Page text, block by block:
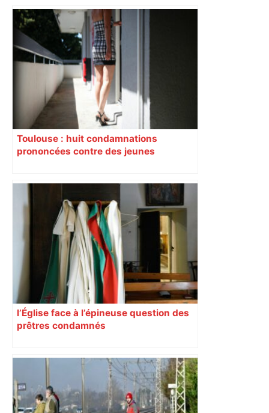
Toulouse : huit condamnations
prononcées contre des jeunes
l’Église face à l’épineuse question des
prêtres condamnés